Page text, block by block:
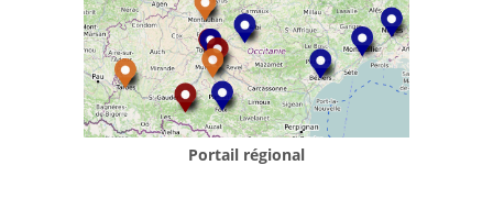
Portail régional